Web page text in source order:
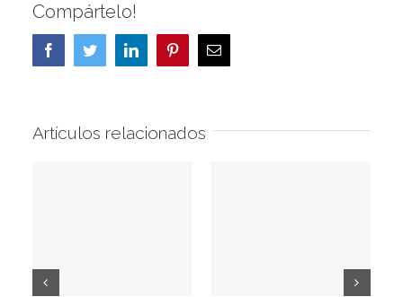
Compártelo!
FacebookTwitterLinkedInPinterestCorreo
electrónico
Artículos relacionados